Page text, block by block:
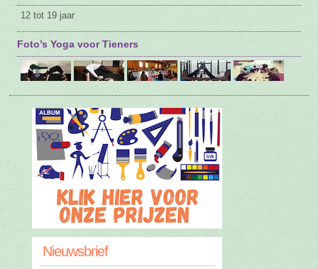
12 tot 19 jaar
Foto’s Yoga voor Tieners
Nieuwsbrief